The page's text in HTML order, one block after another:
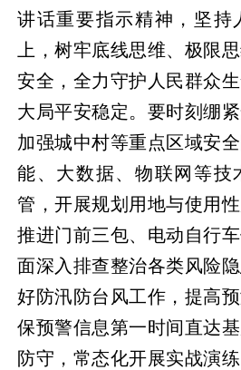
讲话重要指示精神，坚持
上，树牢底线思维、极限
安全，全力守护人民群众
大局平安稳定。要时刻绷
加强城中村等重点区域安
能、大数据、物联网等技
管，开展规划用地与使用
推进门前三包、电动自行
面深入排查整治各类风险
好防汛防台风工作，提高
保预警信息第一时间直达
防守，常态化开展实战演